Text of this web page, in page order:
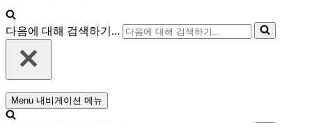
다음에 대해 검색하기...
Menu 내비게이션 메뉴